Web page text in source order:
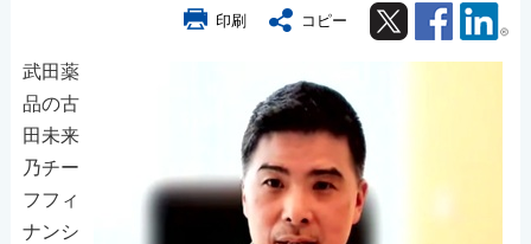
印刷 コピー Twitter Facebook
武田薬
品の古
田未来
乃チー
フフィ
ナンシ